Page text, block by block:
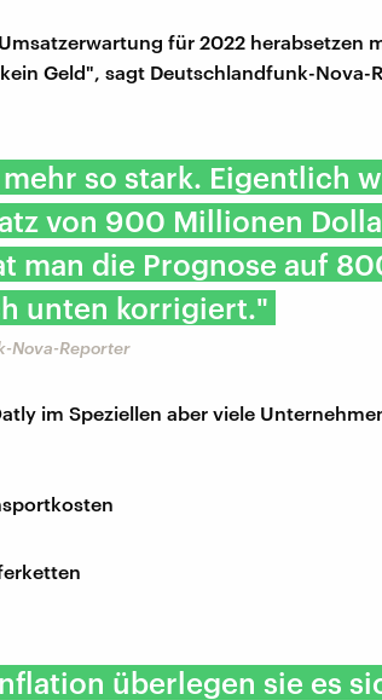
für 2022 herabsetzen
Geld", sagt Deutschlandfunk-Nova-
so stark. Eigentlich
von 900 Millionen
man die Prognose auf
unten korrigiert."
Nova-Reporter
im Speziellen aber viele
überlegen sie es